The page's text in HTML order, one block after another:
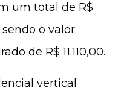
um total de R$
sendo o valor
de R$ 11.110,00.
vertical